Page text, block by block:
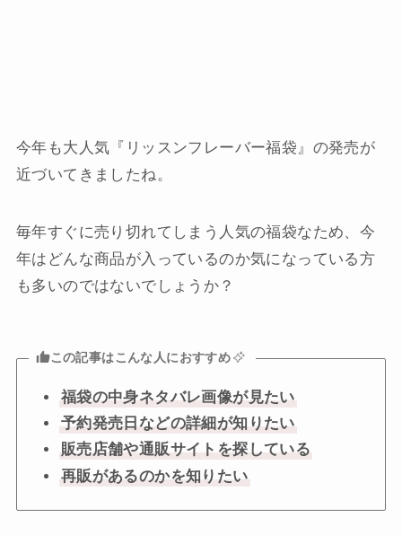
今年も大人気『リッスンフレーバー福袋』の発売が
近づいてきましたね。
毎年すぐに売り切れてしまう人気の福袋なため、今
年はどんな商品が入っているのか気になっている方
も多いのではないでしょうか？
この記事はこんな人におすすめ
福袋の中身ネタバレ画像が見たい
予約発売日などの詳細が知りたい
販売店舗や通販サイトを探している
再販があるのかを知りたい